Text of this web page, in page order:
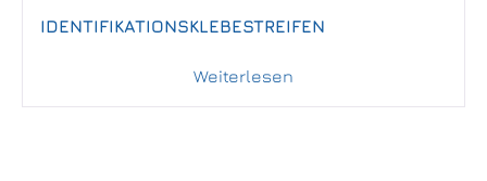
IDENTIFIKATIONSKLEBESTREIFEN
Weiterlesen